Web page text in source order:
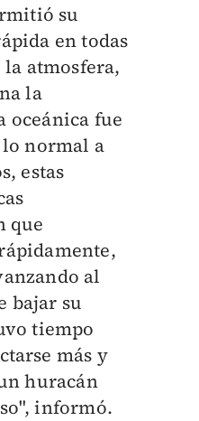
su
en todas
la atmosfera,
la
oceánica fue
normal a
estas
que
al
bajar su
tiempo
más y
huracán
informó.